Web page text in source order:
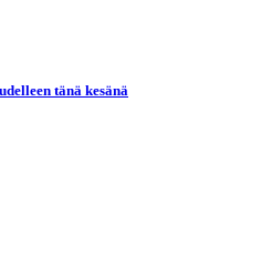
tänä kesänä